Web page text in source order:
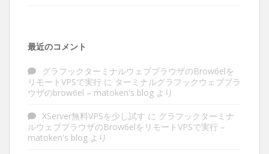
最近のコメント
グラフックターミナルウェブブラウザのBrow6elを
リモートVPSで実行 に ターミナルグラフックウェブブラ
ウザのbrow6el – matoken's blog より
XServer無料VPSを少し試す に グラフックターミナ
ルウェブブラウザのBrow6elをリモートVPSで実行 –
matoken's blog より